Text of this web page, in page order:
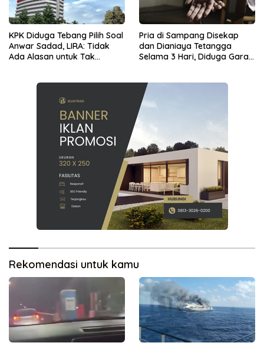
KPK Diduga Tebang Pilih Soal
Anwar Sadad, LIRA: Tidak
Ada Alasan untuk Tak
Pria di Sampang Disekap
dan Dianiaya Tetangga
Selama 3 Hari, Diduga Gara-
Rekomendasi untuk kamu